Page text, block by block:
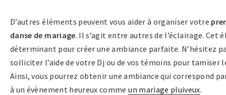
D’autres éléments peuvent vous aider à organiser votre
danse de mariage. Il s’agit entre autres de l’éclairage. Cet
déterminant pour créer une ambiance parfaite. N’hésitez
solliciter l’aide de votre Dj ou de vos témoins pour tamiser
Ainsi, vous pourrez obtenir une ambiance qui correspond
à un évènement heureux commeun mariage pluiveux.